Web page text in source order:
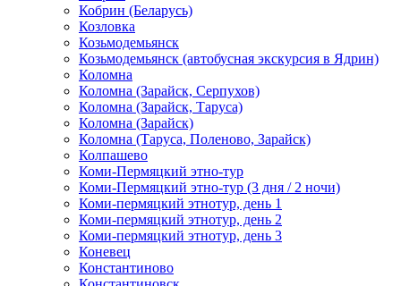
Кобрин (Беларусь)
Козловка
Козьмодемьянск
Козьмодемьянск (автобусная экскурсия в Ядрин)
Коломна
Коломна (Зарайск, Серпухов)
Коломна (Зарайск, Таруса)
Коломна (Зарайск)
Коломна (Таруса, Поленово, Зарайск)
Колпашево
Коми-Пермяцкий этно-тур
Коми-Пермяцкий этно-тур (3 дня / 2 ночи)
Коми-пермяцкий этнотур, день 1
Коми-пермяцкий этнотур, день 2
Коми-пермяцкий этнотур, день 3
Коневец
Константиново